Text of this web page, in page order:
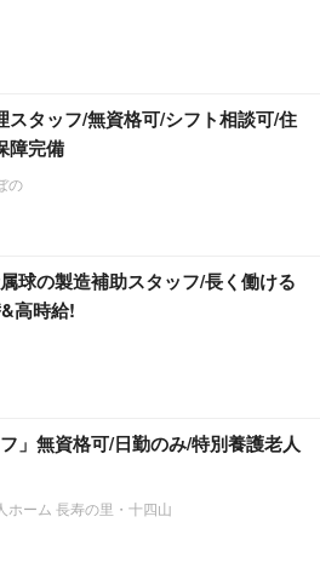
スタッフ/無資格可/シフト相談可/住
障完備
の
球の製造補助スタッフ/長く働ける
高時給!
」無資格可/日勤のみ/特別養護老人
ホーム 長寿の里・十四山